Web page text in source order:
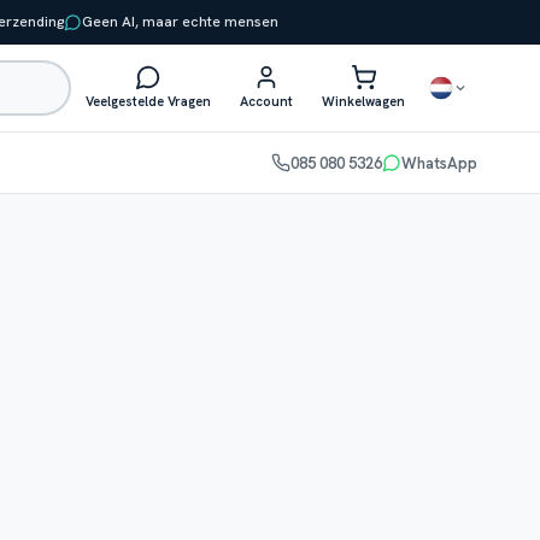
Geen AI, maar echte mensen
Veelgestelde Vragen Account Winkelwagen
085 080 5326 WhatsApp